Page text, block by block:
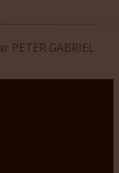
PETER GABRIEL